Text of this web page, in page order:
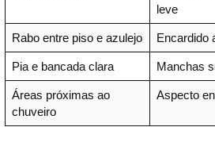
leve
Rabo entre piso e azulejo Encardido
Pia e bancada clara Manchas
Áreas próximas ao
chuveiro
Aspecto